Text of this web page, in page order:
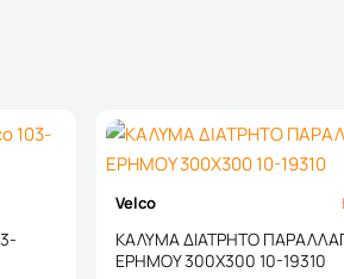
Velco
ΚΑΛΥΜΑ ΔΙΑΤΡΗΤΟ
ΕΡΗΜΟΥ 300Χ300 10-19310